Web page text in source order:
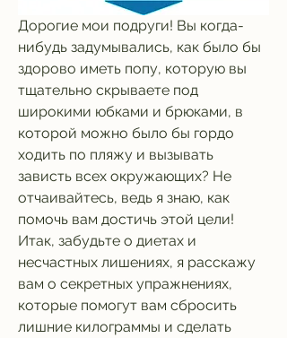
Дорогие мои подруги! Вы когда-
нибудь задумывались, как было бы
здорово иметь попу, которую вы
тщательно скрываете под
широкими юбками и брюками, в
которой можно было бы гордо
ходить по пляжу и вызывать
зависть всех окружающих? Не
отчаивайтесь, ведь я знаю, как
помочь вам достичь этой цели!
Итак, забудьте о диетах и
несчастных лишениях, я расскажу
вам о секретных упражнениях,
которые помогут вам сбросить
лишние килограммы и сделать